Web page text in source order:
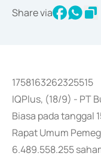
Share via
1758163262325515
IQPlus, (18/9) - PT
Biasa pada tanggal
Rapat Umum
6.489.558.255